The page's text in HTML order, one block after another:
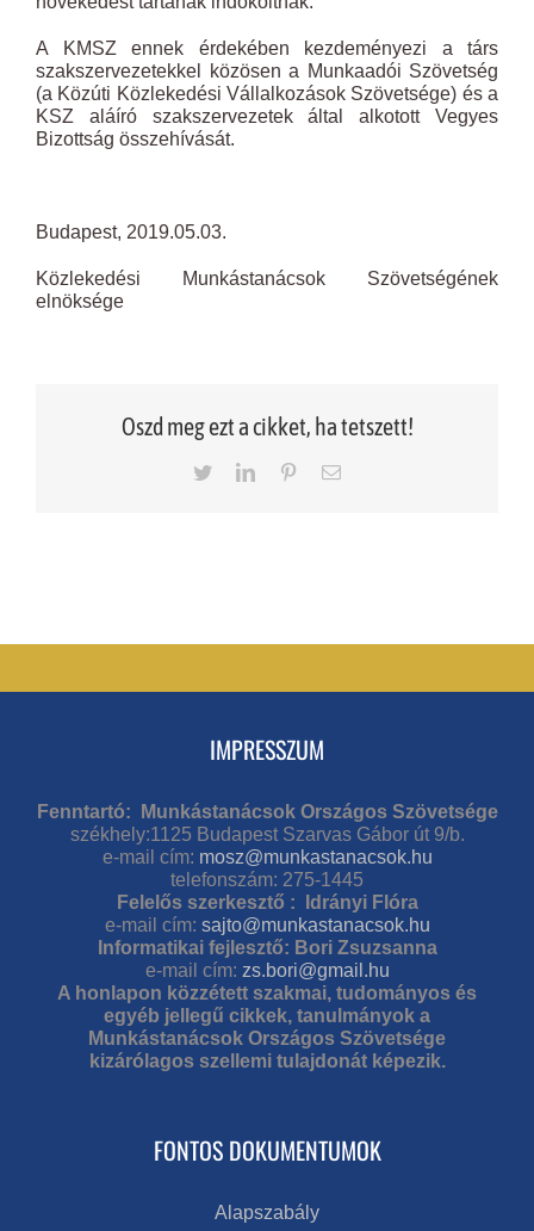
A KMSZ ennek érdekében kezdeményezi a társ
szakszervezetekkel közösen a Munkaadói Szövetség
(a Közúti Közlekedési Vállalkozások Szövetsége) és a
KSZ aláíró szakszervezetek által alkotott Vegyes
Bizottság összehívását.
Budapest, 2019.05.03.
Közlekedési Munkástanácsok Szövetségének
elnöksége
Oszd meg ezt a cikket, ha tetszett!
TwitterLinkedInPinterestEmail
IMPRESSZUM
Fenntartó: Munkástanácsok Országos Szövetsége
székhely:1125 Budapest Szarvas Gábor út 9/b.
e-mail cím: mosz@munkastanacsok.hu
telefonszám: 275-1445
Felelős szerkesztő : Idrányi Flóra
e-mail cím: sajto@munkastanacsok.hu
Informatikai fejlesztő: Bori Zsuzsanna
e-mail cím: zs.bori@gmail.hu
A honlapon közzétett szakmai, tudományos és
egyéb jellegű cikkek, tanulmányok a
Munkástanácsok Országos Szövetsége
kizárólagos szellemi tulajdonát képezik.
FONTOS DOKUMENTUMOK
Alapszabály